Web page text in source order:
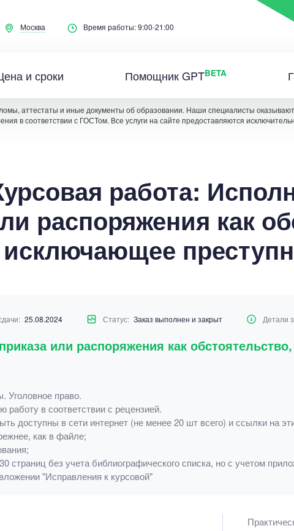
Москва Время работы: 9:00-21:00
и сроки Помощник GPTBETA
аттестаты и иные документы об образовании. Наши специалисты
в соответствии с ГОСТом. Все услуги на сайте предоставляются
работа:
распоряжения как
исключающее
25.08.2024 Статус: Заказ выполнен и закрыт Детали
или распоряжения как
Уголовное право.
работу в соответствии с рецензией.
доступны в сети интернет (не менее 20 шт всего) и ссылки на
как в файле;
страниц без учета библиографического списка, но с учетом
"Исправления к курсовой"